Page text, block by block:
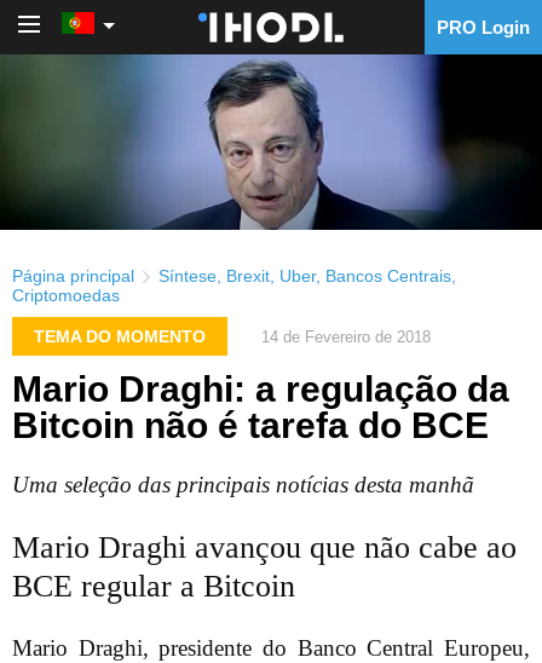
PRO Login
Página principal Síntese Brexit Uber, Bancos Centrais
Criptomoedas
TEMA DO MOMENTO 14 de Fevereiro de 2018
Mario Draghi: a regulação da
Bitcoin não é tarefa do BCE
Uma seleção das principais notícias desta manhã
Mario Draghi avançou que não cabe ao
BCE regular a Bitcoin
Mario Draghi, presidente do Banco Central Europeu,